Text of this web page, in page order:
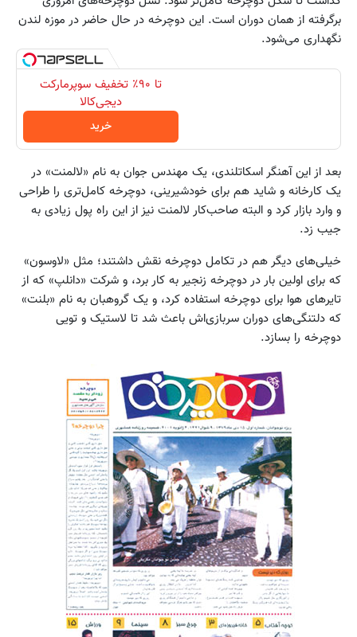
برگرفته از همان دوران است. این دوچرخه در حال حاضر در موزه لندن
نگهداری می‌شود.
تا ۹۰٪ تخفیف سوپرمارکت
دیجی‌کالا
خرید
بعد از این آهنگر اسکاتلندی، یک مهندس جوان به نام «لالمنت» در
یک کارخانه و شاید هم برای خودشیرینی، دوچرخه کامل‌تری را طراحی
و وارد بازار کرد و البته صاحب‌کار لالمنت نیز از این راه پول زیادی به
جیب زد.
خیلی‌های دیگر هم در تکامل دوچرخه نقش داشتند؛ مثل «لاوسون»
که برای اولین بار در دوچرخه زنجیر به کار برد، و شرکت «دانلپ» که از
تایرهای هوا برای دوچرخه استفاده کرد، و یک گروهبان به نام «بلنت»
که دلتنگی‌های دوران سربازی‌اش باعث شد تا لاستیک و تویی
دوچرخه را بسازد.